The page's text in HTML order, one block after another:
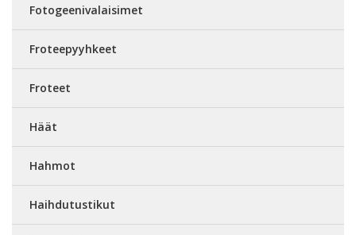
Fotogeenivalaisimet
Froteepyyhkeet
Froteet
Häät
Hahmot
Haihdutustikut